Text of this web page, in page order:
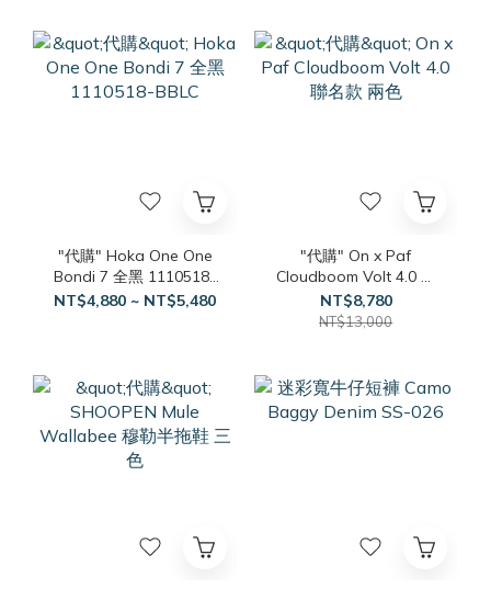
"代購" Hoka One One
Bondi 7 全黑 1110518-
BBLC
NT$4,880 ~ NT$5,480
"代購" On x Paf
Cloudboom Volt 4.0 聯
名款 兩色
NT$8,780
NT$13,000